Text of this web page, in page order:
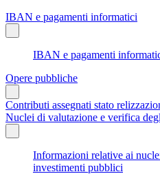
IBAN e pagamenti informatici
IBAN e pagamenti
Opere pubbliche
Contributi assegnati stato
Nuclei di valutazione e verifica
Informazioni relative ai
investimenti pubblici